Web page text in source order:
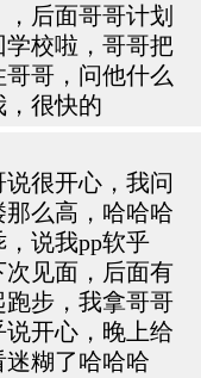
后面哥哥计划
校啦，哥哥把
哥，问他什么
，很快的
很开心，我问
么高，哈哈哈
说我pp软乎
见面，后面有
步，我拿哥哥
开心，晚上给
糊了哈哈哈